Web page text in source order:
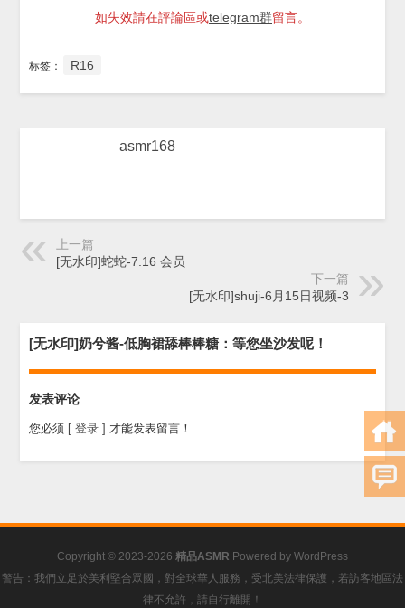
如失效請在評論區或telegram群留言。
标签： R16
asmr168
上一篇
[无水印]蛇蛇-7.16 会员
下一篇
[无水印]shuji-6月15日视频-3
[无水印]奶兮酱-低胸裙舔棒棒糖：等您坐沙发呢！
发表评论
您必须 [ 登录 ] 才能发表留言！
Copyright © 2023-2026 精品ASMR Powered by WordPress
警告：我們立足於美利堅合眾國，對全球華人服務，受北美法律保護，若訪客地區法
律不允許，請自行離開！